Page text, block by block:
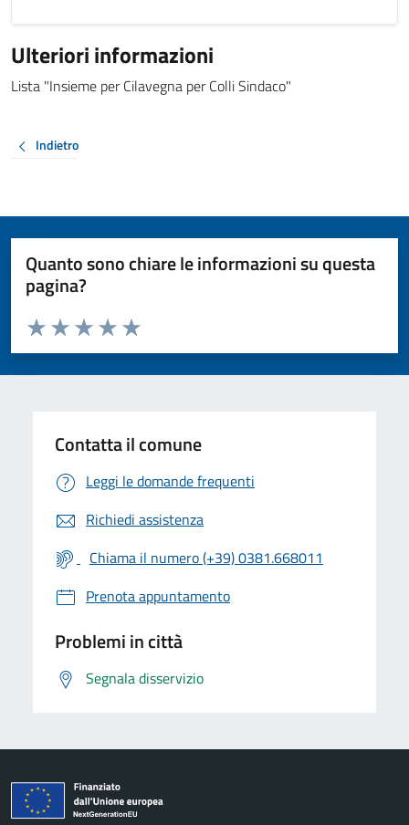
Ulteriori informazioni
Lista "Insieme per Cilavegna per Colli Sindaco"
Indietro
Quanto sono chiare le informazioni su questa
pagina?
Valuta da 1 a 5 stelle la pagina
Valuta 5 stelle su 5
Valuta 4 stelle su 5
Valuta 3 stelle su 5
Valuta 2 stelle su 5
Valuta 1 stelle su 5
Contatta il comune
Leggi le domande frequenti
Richiedi assistenza
Chiama il numero (+39) 0381.668011
Prenota appuntamento
Problemi in città
Segnala disservizio